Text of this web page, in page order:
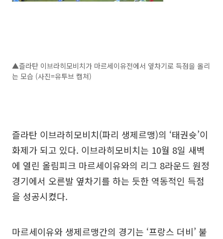
▲즐라탄 이브라히모비치가 마르세이유전에서 옆차기로 득점을 올리
는 모습 (사진=유투브 캡쳐)
즐라탄 이브라히모비치(파리 생제르맹)의 ‘태권슛’이
화제가 되고 있다. 이브라히모비치는 10월 8일 새벽
에 열린 올림피크 마르세이유와의 리그 8라운드 원정
경기에서 오른발 옆차기를 하는 듯한 역동적인 득점
을 성공시켰다.
마르세이유와 생제르맹간의 경기는 ‘프랑스 더비’ 불